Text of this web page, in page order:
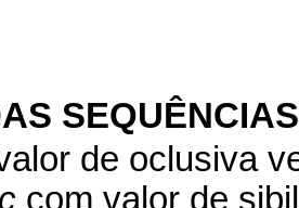
de oclusiva
c com valor de